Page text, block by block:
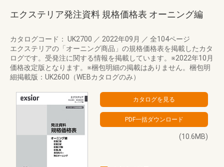
エクステリア発注資料 規格価格表 オーニング編
カタログコード： UK2700 ／ 2022年09月 ／ 全104ページ
エクステリアの「オーニング商品」の規格価格表を掲載したカタ
ログです。受発注に関する情報を掲載しています。※2022年10月
価格改定版となります。※梱包明細の掲載はありません。梱包明
細掲載版：UK2600（WEBカタログのみ）
(10.6MB)